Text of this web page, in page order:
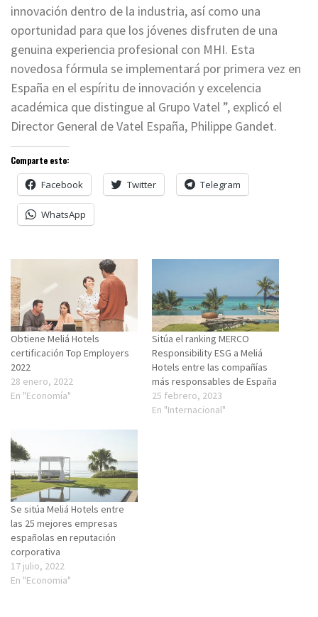
innovación dentro de la industria, así como una
oportunidad para que los jóvenes disfruten de una
genuina experiencia profesional con MHI. Esta
novedosa fórmula se implementará por primera vez en
España en el espíritu de innovación y excelencia
académica que distingue al Grupo Vatel ”, explicó el
Director General de Vatel España, Philippe Gandet.
Comparte esto:
Facebook Twitter Telegram
WhatsApp
Obtiene Meliá Hotels
certificación Top Employers
2022
28 enero, 2022
En "Economía"
Sitúa el ranking MERCO
Responsibility ESG a Meliá
Hotels entre las compañías
más responsables de España
25 febrero, 2023
En "Internacional"
Se sitúa Meliá Hotels entre
las 25 mejores empresas
españolas en reputación
corporativa
17 julio, 2022
En "Economia"